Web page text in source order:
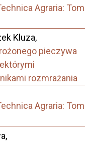
Agraria: Tom
Kluza,
pieczywa
rozmrażania
Agraria: Tom